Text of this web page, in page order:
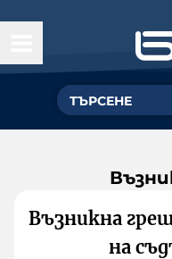
Възникна
на